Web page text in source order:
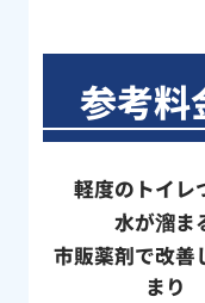
参考料
軽度のトイレ
水が溜ま
市販薬剤で改善
まり